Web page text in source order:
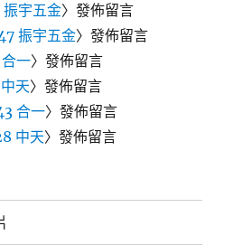
宇五金〉發佈留言
振宇五金〉發佈留言
一〉發佈留言
天〉發佈留言
合一〉發佈留言
中天〉發佈留言